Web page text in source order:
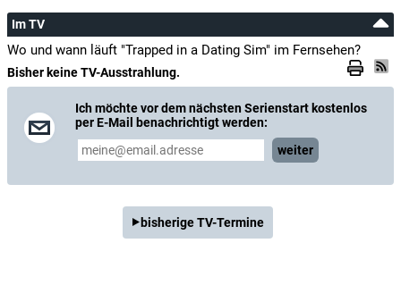
Im TV
Wo und wann läuft "Trapped in a Dating Sim" im Fernsehen?
Bisher keine TV-Ausstrahlung.
Ich möchte vor dem nächsten Serienstart kostenlos
per E-Mail benachrichtigt werden:
weiter
bisherige TV-Termine